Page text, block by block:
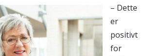
– Dette
er
positivt
for